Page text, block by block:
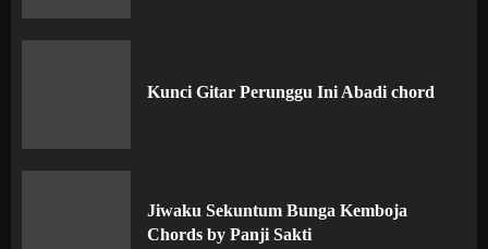
Kunci Gitar Perunggu Ini Abadi chord
Jiwaku Sekuntum Bunga Kemboja
Chords by Panji Sakti